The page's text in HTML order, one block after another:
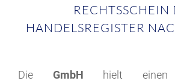
RECHTSSCHEIN
HANDELSREGISTER
Die GmbH hielt